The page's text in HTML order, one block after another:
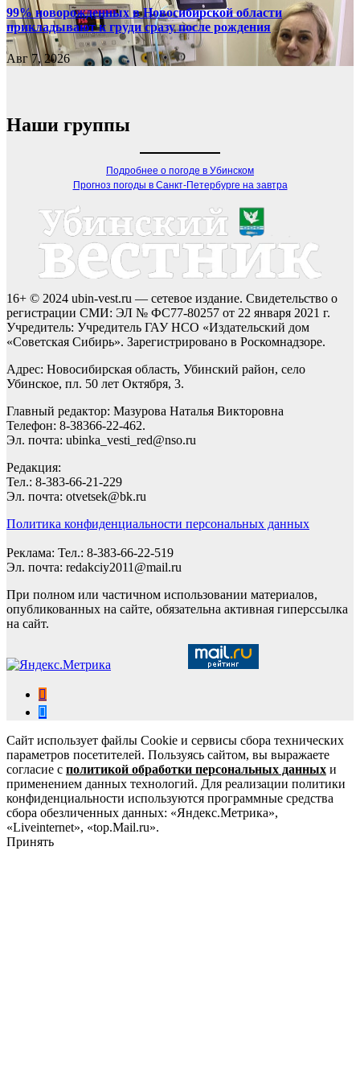
99% новорожденных в Новосибирской области
прикладывают к груди сразу после рождения
Авг 7, 2026
Наши группы
Подробнее о погоде в Убинском
Прогноз погоды в Санкт-Петербурге на завтра
16+ © 2024 ubin-vest.ru — сетевое издание. Свидетельство о
регистрации СМИ: ЭЛ № ФС77-80257 от 22 января 2021 г.
Учредитель: Учредитель ГАУ НСО «Издательский дом
«Советская Сибирь». Зарегистрировано в Роскомнадзоре.
Адрес: Новосибирская область, Убинский район, село
Убинское, пл. 50 лет Октября, 3.
Главный редактор: Мазурова Наталья Викторовна
Телефон: 8-38366-22-462.
Эл. почта: ubinka_vesti_red@nso.ru
Редакция:
Тел.: 8-383-66-21-229
Эл. почта: otvetsek@bk.ru
Политика конфиденциальности персональных данных
Реклама: Тел.: 8-383-66-22-519
Эл. почта: redakciy2011@mail.ru
При полном или частичном использовании материалов,
опубликованных на сайте, обязательна активная гиперссылка
на сайт.
Сайт использует файлы Cookie и сервисы сбора технических
параметров посетителей. Пользуясь сайтом, вы выражаете
согласие с политикой обработки персональных данных и
применением данных технологий. Для реализации политики
конфиденциальности используются программные средства
сбора обезличенных данных: «Яндекс.Метрика»,
«Liveinternet», «top.Mail.ru».
Принять